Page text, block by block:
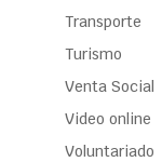
Transporte
Turismo
Venta Social
Video online
Voluntariado